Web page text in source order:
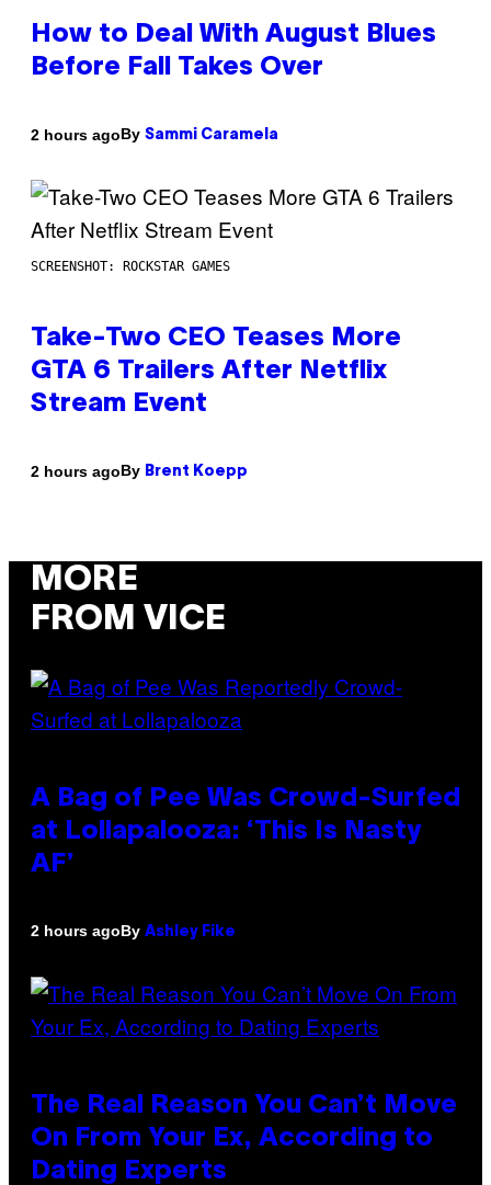
How to Deal With August Blues
Before Fall Takes Over
2 hours agoBy Sammi Caramela
SCREENSHOT: ROCKSTAR GAMES
Take-Two CEO Teases More
GTA 6 Trailers After Netflix
Stream Event
2 hours agoBy Brent Koepp
MORE
FROM VICE
A Bag of Pee Was Crowd-Surfed
at Lollapalooza: ‘This Is Nasty
AF’
2 hours agoBy Ashley Fike
The Real Reason You Can’t Move
On From Your Ex, According to
Dating Experts